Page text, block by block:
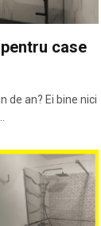
case
de an? Ei bine nici